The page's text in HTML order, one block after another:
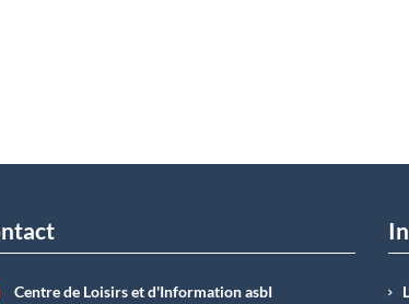
Centre de Loisirs et d'Information asbI